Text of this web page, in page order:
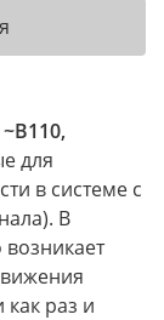
для
в системе с
В
как раз и